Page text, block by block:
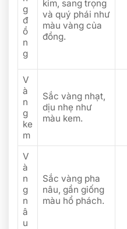
g
đ
ồ
n
g
kim, sang trọng
và quý phái như
màu vàng của
đồng.
V
à
n
g
ke
m
Sắc vàng nhạt,
dịu nhẹ như
màu kem.
V
à
n
g
n
â
u
Sắc vàng pha
nâu, gần giống
màu hổ phách.